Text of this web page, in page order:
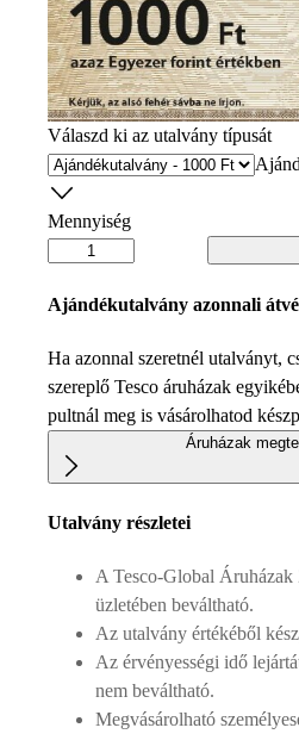
Válaszd ki az utalvány típusát
Mennyiség
Ajándékutalvány azonnali
Ha azonnal szeretnél utalványt,
szereplő Tesco áruházak
pultnál meg is vásárolhatod
Áruházak
Utalvány részletei
A Tesco-Global
üzletében beváltható.
Az utalvány értékéből
Az érvényességi idő
nem beváltható.
Megvásárolható